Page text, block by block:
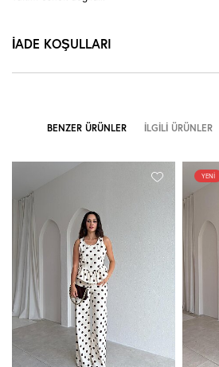
Sıklıkla kullandığınız bedeni tercih edebilirsiniz.
İADE KOŞULLARI
BENZER ÜRÜNLER İLGILI ÜRÜNLER
YENI